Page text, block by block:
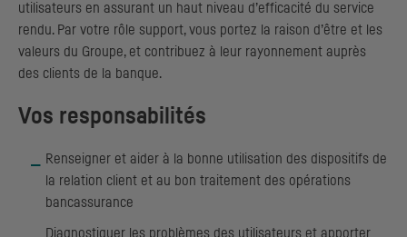
utilisateurs en assurant un haut niveau d’efficacité du service
rendu. Par votre rôle support, vous portez la raison d’être et les
valeurs du Groupe, et contribuez à leur rayonnement auprès
des clients de la banque.
Vos responsabilités
Renseigner et aider à la bonne utilisation des dispositifs de
la relation client et au bon traitement des opérations
bancassurance
Diagnostiquer les problèmes des utilisateurs et apporter